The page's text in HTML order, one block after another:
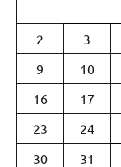
2
3
9
10
16
17
23
24
30
31